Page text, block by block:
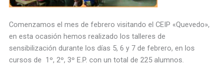
Comenzamos el mes de febrero visitando el CEIP «Quevedo»,
en esta ocasión hemos realizado los talleres de
sensibilización durante los días 5, 6 y 7 de febrero, en los
cursos de 1º, 2º, 3º E.P. con un total de 225 alumnos.